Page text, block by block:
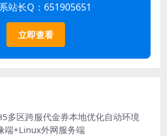
站长Q：651905651
立即查看
多区跨服代金券本地优化自动环境
端+Linux外网服务端